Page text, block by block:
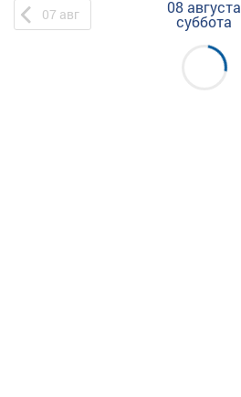
07 авг 08 августа
суббота